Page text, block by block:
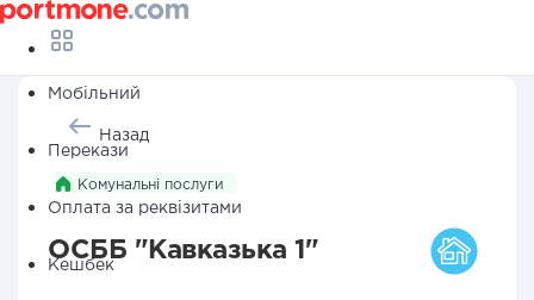
Мобільний
Перекази
Оплата за реквізитами
Кешбек
Назад
Комунальні послуги
ОСББ "Кавказька 1"